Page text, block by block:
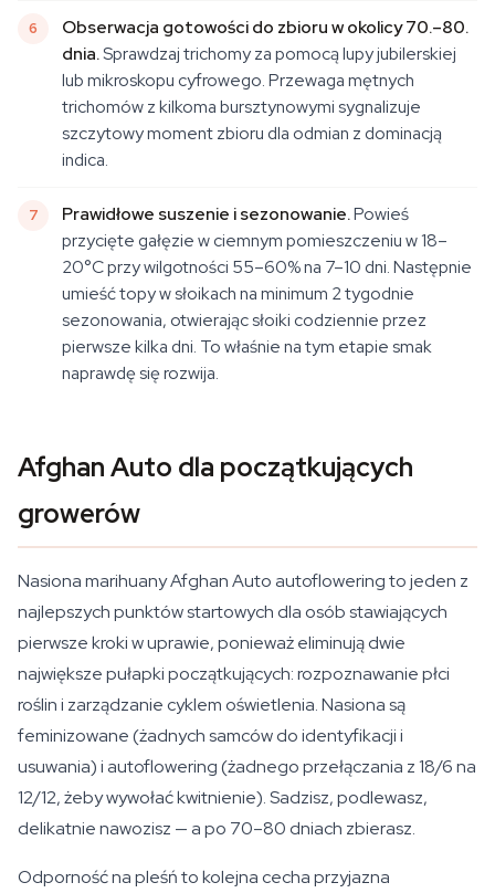
Obserwacja gotowości do zbioru w okolicy 70.–80.
dnia.Sprawdzaj trichomy za pomocą lupy jubilerskiej
lub mikroskopu cyfrowego. Przewaga mętnych
trichomów z kilkoma bursztynowymi sygnalizuje
szczytowy moment zbioru dla odmian z dominacją
indica.
Prawidłowe suszenie i sezonowanie.Powieś
przycięte gałęzie w ciemnym pomieszczeniu w 18–
20°C przy wilgotności 55–60% na 7–10 dni. Następnie
umieść topy w słoikach na minimum 2 tygodnie
sezonowania, otwierając słoiki codziennie przez
pierwsze kilka dni. To właśnie na tym etapie smak
naprawdę się rozwija.
Afghan Auto dla początkujących
growerów
Nasiona marihuany Afghan Auto autoflowering to jeden z
najlepszych punktów startowych dla osób stawiających
pierwsze kroki w uprawie, ponieważ eliminują dwie
największe pułapki początkujących: rozpoznawanie płci
roślin i zarządzanie cyklem oświetlenia. Nasiona są
feminizowane (żadnych samców do identyfikacji i
usuwania) i autoflowering (żadnego przełączania z 18/6 na
12/12, żeby wywołać kwitnienie). Sadzisz, podlewasz,
delikatnie nawozisz — a po 70–80 dniach zbierasz.
Odporność na pleśń to kolejna cecha przyjazna